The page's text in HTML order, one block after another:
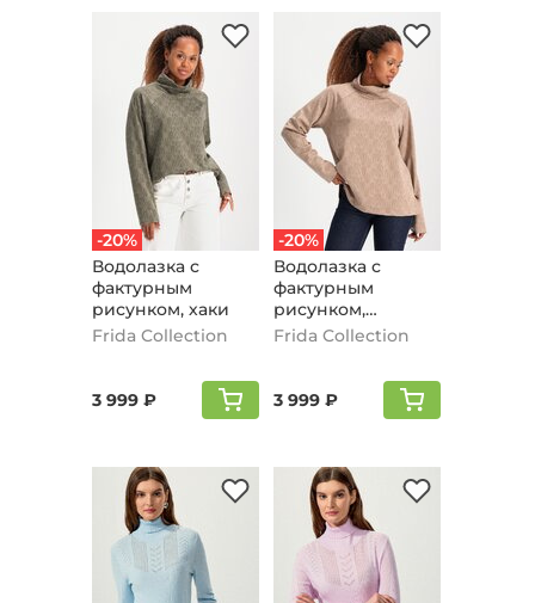
-20%
Водолазка с
фактурным
рисунком, хаки
Frida Collection
3 999 ₽
-20%
Водолазка с
фактурным
рисунком,
бежевый
Frida Collection
3 999 ₽